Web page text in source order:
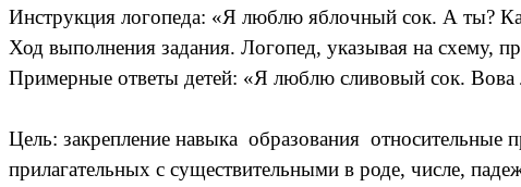
Инструкция логопеда: «Я люблю яблочный сок. А ты?
Ход выполнения задания. Логопед, указывая на схему,
Примерные ответы детей: «Я люблю сливовый сок. Вова
Цель: закрепление навыка образования относительные
прилагательных с существительными в роде, числе,